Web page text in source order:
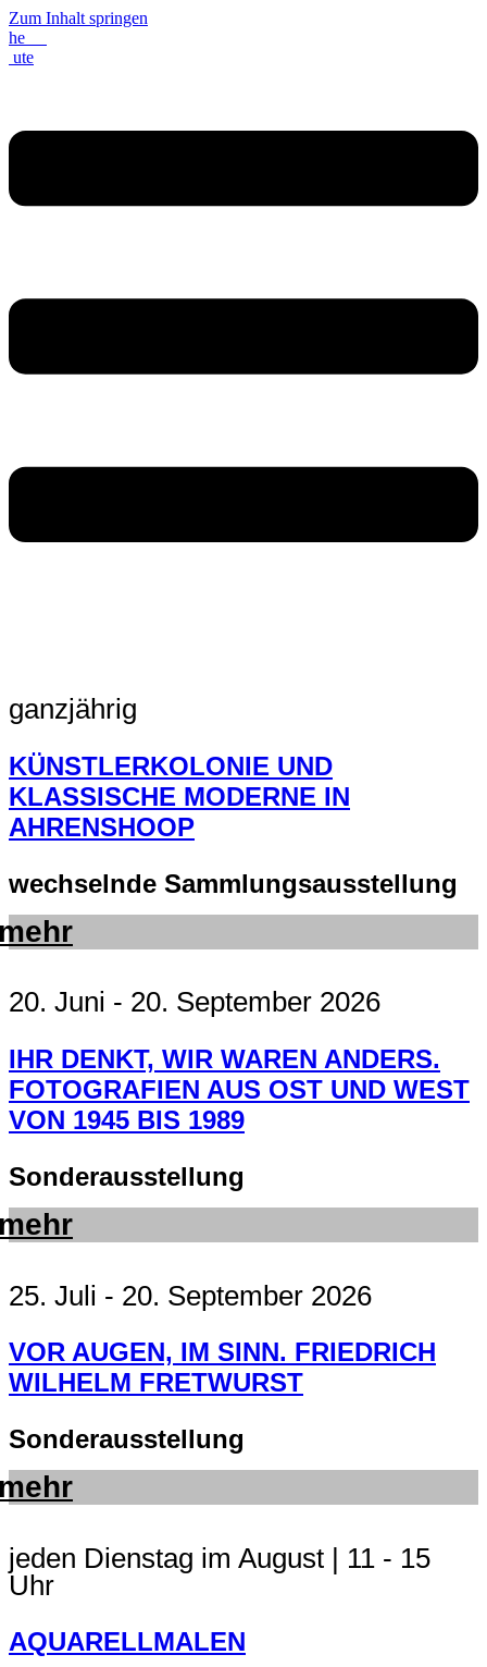
Zum Inhalt springen
he
ute
ganzjährig
KÜNSTLERKOLONIE UND
KLASSISCHE MODERNE IN
AHRENSHOOP
wechselnde Sammlungsausstellung
20. Juni - 20. September 2026
IHR DENKT, WIR WAREN ANDERS.
FOTOGRAFIEN AUS OST UND WEST
VON 1945 BIS 1989
Sonderausstellung
25. Juli - 20. September 2026
VOR AUGEN, IM SINN. FRIEDRICH
WILHELM FRETWURST
Sonderausstellung
jeden Dienstag im August | 11 - 15
Uhr
AQUARELLMALEN